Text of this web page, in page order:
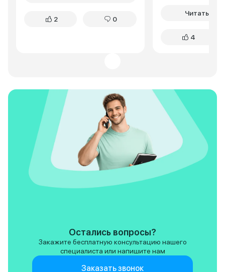
сомневался по поводу выбора.
симпатичный, современный, все
изгибы в тему, в моей
комлектации на 19-х дисках, ну
просто красотка. По движку и
коробке у меня не возникало
вопросов, потому что все
проверенное временем, тот же
робот стоит на многих
машинах, движок конечно
хотелось бы помощнее, тут 150
сил, но это понятно логически
расписать о большом
количестве разных функций,
опций, но я думаю, что народ у
нас продвинутый, может и сам
все посмотреть в интернете.
2 0
спокойно
собрано все
взрослых
комфортно.
поездок за
коляской - в самый
дороге машина
предсказуемо.
за глаза для
по городу и
бодро, без
работает плавно,
салоне тихо и на
Планшет
тормозит,
Читать
4
Остались вопросы?
Закажите бесплатную консультацию нашего
специалиста или напишите нам
Заказать звонок